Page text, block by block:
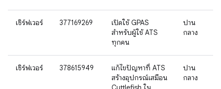
เซิร์ฟเวอร์ 377169269
เปิดใช้ GPAS
สำหรับผู้ใช้ ATS
ทุกคน
ปาน
กลาง
เซิร์ฟเวอร์ 378615949
แก้ไขปัญหาที่ ATS
สร้างอุปกรณ์เสมือน
ปาน
กลาง